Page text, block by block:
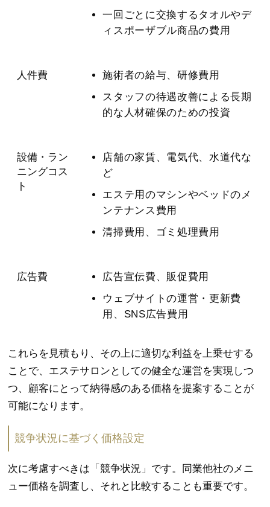
一回ごとに交換するタオルやデ
ィスポーザブル商品の費用
人件費
施術者の給与、研修費用
スタッフの待遇改善による長期
的な人材確保のための投資
設備・ラン
ニングコス
ト
店舗の家賃、電気代、水道代な
ど
エステ用のマシンやベッドのメ
ンテナンス費用
清掃費用、ゴミ処理費用
広告費
広告宣伝費、販促費用
ウェブサイトの運営・更新費
用、SNS広告費用
これらを見積もり、その上に適切な利益を上乗せする
ことで、エステサロンとしての健全な運営を実現しつ
つ、顧客にとって納得感のある価格を提案することが
可能になります。
競争状況に基づく価格設定
次に考慮すべきは「競争状況」です。同業他社のメニ
ュー価格を調査し、それと比較することも重要です。